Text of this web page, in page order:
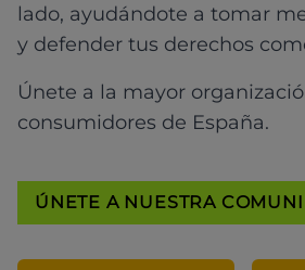
lado, ayudándote a tomar
y defender tus derechos
Únete a la mayor
consumidores de España.
ÚNETE A NUESTRA